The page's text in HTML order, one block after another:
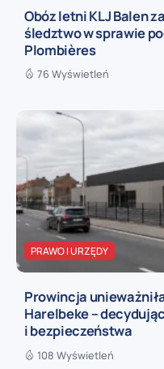
Obóz letni KLJ Balen
śledztwo w sprawie
Plombières
76 Wyświetleń
PRAWO I URZĘDY
Prowincja
Harelbeke –
i bezpieczeństwa
108 Wyświetleń